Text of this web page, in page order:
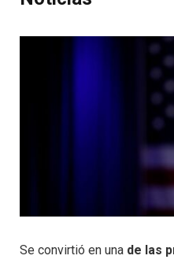
Se convirtió en una de las